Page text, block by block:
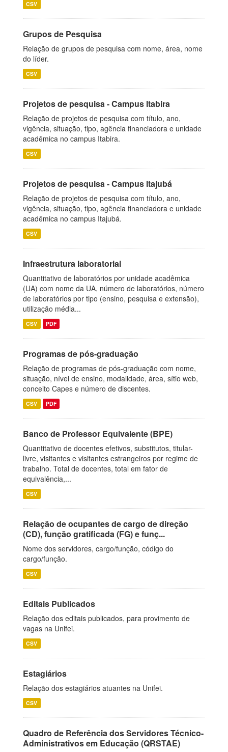
CSV
Grupos de Pesquisa
Relação de grupos de pesquisa com nome, área, nome
do líder.
CSV
Projetos de pesquisa - Campus Itabira
Relação de projetos de pesquisa com título, ano,
vigência, situação, tipo, agência financiadora e unidade
acadêmica no campus Itabira.
CSV
Projetos de pesquisa - Campus Itajubá
Relação de projetos de pesquisa com título, ano,
vigência, situação, tipo, agência financiadora e unidade
acadêmica no campus Itajubá.
CSV
Infraestrutura laboratorial
Quantitativo de laboratórios por unidade acadêmica
(UA) com nome da UA, número de laboratórios, número
de laboratórios por tipo (ensino, pesquisa e extensão),
utilização média...
CSV PDF
Programas de pós-graduação
Relação de programas de pós-graduação com nome,
situação, nível de ensino, modalidade, área, sítio web,
conceito Capes e número de discentes.
CSV PDF
Banco de Professor Equivalente (BPE)
Quantitativo de docentes efetivos, substitutos, titular-
livre, visitantes e visitantes estrangeiros por regime de
trabalho. Total de docentes, total em fator de
equivalência,...
CSV
Relação de ocupantes de cargo de direção
(CD), função gratificada (FG) e funç...
Nome dos servidores, cargo/função, código do
cargo/função.
CSV
Editais Publicados
Relação dos editais publicados, para provimento de
vagas na Unifei.
CSV
Estagiários
Relação dos estagiários atuantes na Unifei.
CSV
Quadro de Referência dos Servidores Técnico-
Administrativos em Educação (QRSTAE)